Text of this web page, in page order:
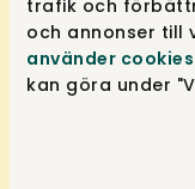
trafik och
och annonser till
använder cookies
kan göra under
Hjort Knudsen
Danmark som
Sortimentet
Möblerna är